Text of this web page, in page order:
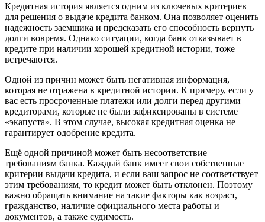
Кредитная история является одним из ключевых критериев
для решения о выдаче кредита банком. Она позволяет оценить
надежность заемщика и предсказать его способность вернуть
долги вовремя. Однако ситуации, когда банк отказывает в
кредите при наличии хорошей кредитной истории, тоже
встречаются.
Одной из причин может быть негативная информация,
которая не отражена в кредитной истории. К примеру, если у
вас есть просроченные платежи или долги перед другими
кредиторами, которые не были зафиксированы в системе
«экапуста». В этом случае, высокая кредитная оценка не
гарантирует одобрение кредита.
Ещё одной причиной может быть несоответствие
требованиям банка. Каждый банк имеет свои собственные
критерии выдачи кредита, и если ваш запрос не соответствует
этим требованиям, то кредит может быть отклонен. Поэтому
важно обращать внимание на такие факторы как возраст,
гражданство, наличие официального места работы и
документов, а также судимость.